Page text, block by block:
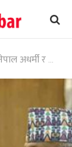
व्यक्ति हुन्”